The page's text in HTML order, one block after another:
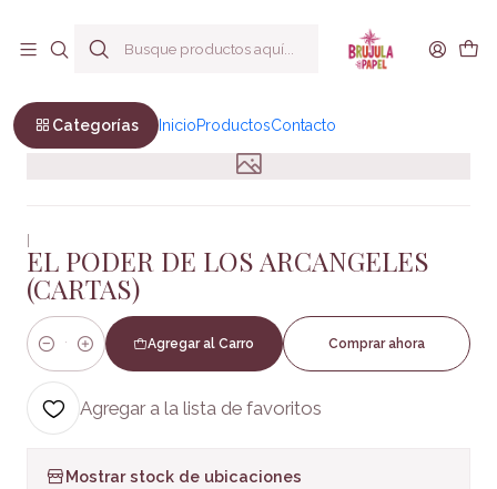
Categorías InicioProductosContacto
|
EL PODER DE LOS ARCANGELES
(CARTAS)
Cantidad
Agregar al Carro Comprar ahora
Agregar a la lista de favoritos
Mostrar stock de ubicaciones